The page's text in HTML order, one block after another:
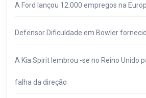
A Ford lançou 12.000 empregos na
Defensor Dificuldade em Bowler
A Kia Spirit lembrou -se no Reino Unido
falha da direção